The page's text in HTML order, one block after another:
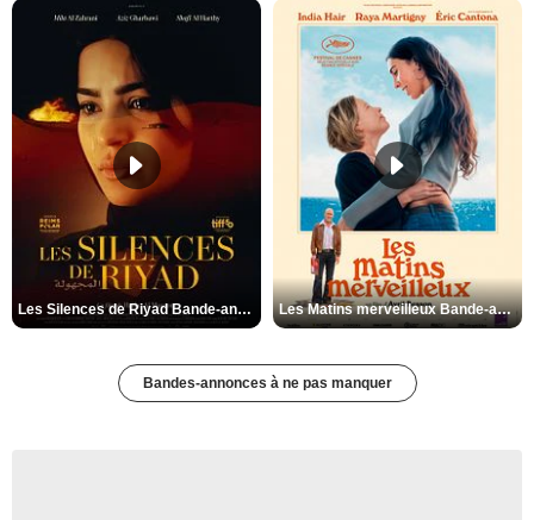
Les Silences de Riyad Bande-annonce VO STFR Les Matins merveilleux Bande-annonce VF
Bandes-annonces à ne pas manquer